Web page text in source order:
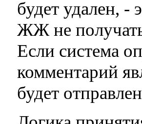
будет удален, -
ЖЖ не
Если система
комментарий
будет